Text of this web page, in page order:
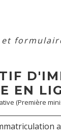
et
EN
(Première